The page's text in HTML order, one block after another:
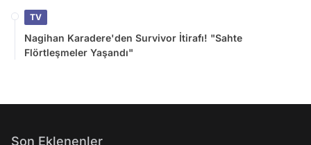
TV
Nagihan Karadere'den Survivor İtirafı! "Sahte
Flörtleşmeler Yaşandı"
Son Eklenenler